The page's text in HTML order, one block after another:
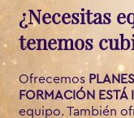
¿Necesitas
tenemos
Ofrecemos
FORMACIÓN ESTÁ
equipo. También